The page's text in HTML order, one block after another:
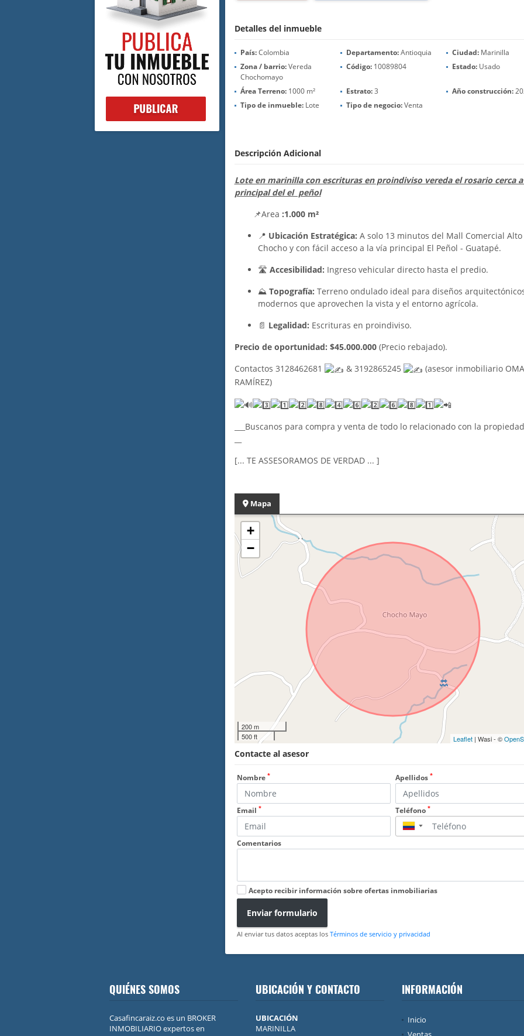
Detalles del inmueble
País:Colombia Departamento:Antioquia Ciudad:Marinilla
Zona / barrio:Vereda
Chochomayo
Código:10089804 Estado:Usado
Área Terreno:1000 m² Estrato:3 Año construcción:
Tipo de inmueble:Lote Tipo de negocio:Venta
Descripción Adicional
Lote en marinilla con escrituras en proindiviso vereda el rosario cerca
principal del el peñol
📌Area :1.000 m²
📍 Ubicación Estratégica: A solo 13 minutos del Mall Comercial
Chocho y con fácil acceso a la vía principal El Peñol - Guatapé.
🛣️ Accesibilidad: Ingreso vehicular directo hasta el predio.
⛰️ Topografía: Terreno ondulado ideal para diseños
modernos que aprovechen la vista y el entorno agrícola.
📄 Legalidad: Escrituras en proindiviso.
Precio de oportunidad: $45.000.000(Precio rebajado).
Contactos 3128462681
& 3192865245
(asesor inmobiliario
RAMÍREZ)
___Buscanos para compra y venta de todo lo relacionado con la
[... TE ASSESORAMOS DE VERDAD ... ]
Mapa
+
−
200 m
500 ft
Leaflet| Wasi - ©
Contacte al asesor
Nombre * Apellidos *
Email * Teléfono *
▼
Comentarios
Acepto recibir información sobre ofertas inmobiliarias
Enviar formulario
Al enviar tus datos aceptas los Términos de servicio y privacidad
QUIÉNES SOMOS
Casafincaraiz.co es un BROKER
INMOBILIARIO expertos en
UBICACIÓN Y CONTACTO
UBICACIÓN
MARINILLA
INFORMACIÓN
Inicio